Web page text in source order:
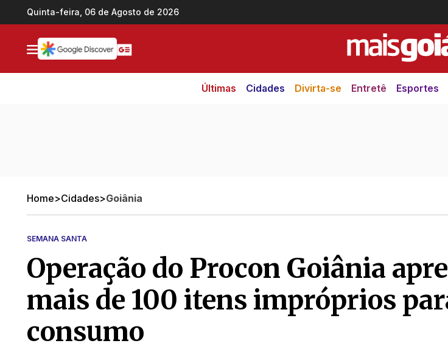
Ir direto pro conteúdo
Quinta-feira, 06 de Agosto de 2026
Últimas Cidades Divirta-se Entretê Esportes
Home>Cidades>Goiânia
SEMANA SANTA
Operação do Procon Goiânia
mais de 100 itens impróprios
consumo